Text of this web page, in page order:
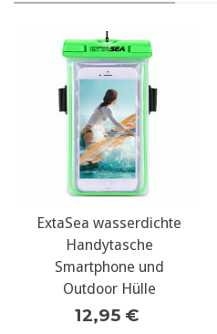
ExtaSea wasserdichte
Handytasche
Smartphone und
Outdoor Hülle
12,95 €